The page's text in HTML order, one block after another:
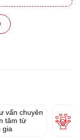
vấn chuyên
tâm từ
gia